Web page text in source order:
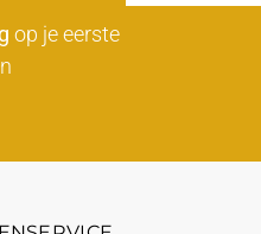
op je eerste